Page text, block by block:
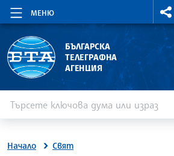
МЕНЮ
БЪЛГАРСКА
ТЕЛЕГРАФНА
АГЕНЦИЯ
Начало Свят